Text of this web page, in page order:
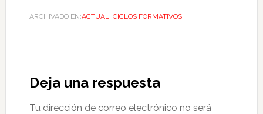
ARCHIVADO EN:ACTUAL CICLOS FORMATIVOS
Deja una respuesta
Tu dirección de correo electrónico no será